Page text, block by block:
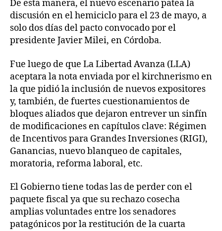
De esta manera, el nuevo escenario patea la
discusión en el hemiciclo para el 23 de mayo, a
solo dos días del pacto convocado por el
presidente Javier Milei, en Córdoba.
Fue luego de que La Libertad Avanza (LLA)
aceptara la nota enviada por el kirchnerismo en
la que pidió la inclusión de nuevos expositores
y, también, de fuertes cuestionamientos de
bloques aliados que dejaron entrever un sinfín
de modificaciones en capítulos clave: Régimen
de Incentivos para Grandes Inversiones (RIGI),
Ganancias, nuevo blanqueo de capitales,
moratoria, reforma laboral, etc.
El Gobierno tiene todas las de perder con el
paquete fiscal ya que su rechazo cosecha
amplias voluntades entre los senadores
patagónicos por la restitución de la cuarta